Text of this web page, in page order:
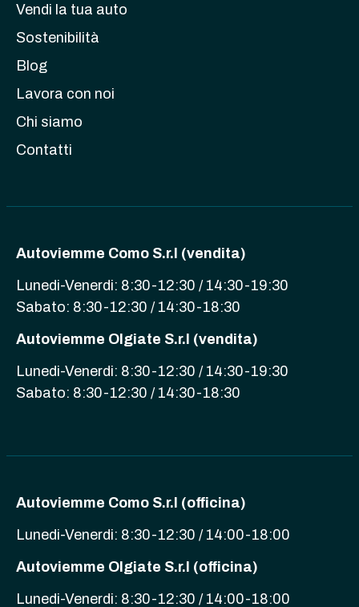
Vendi la tua auto
Sostenibilità
Blog
Lavora con noi
Chi siamo
Contatti
Autoviemme Como S.r.l (vendita)
Lunedi-Venerdi: 8:30-12:30 / 14:30-19:30
Sabato: 8:30-12:30 / 14:30-18:30
Autoviemme Olgiate S.r.l (vendita)
Lunedi-Venerdi: 8:30-12:30 / 14:30-19:30
Sabato: 8:30-12:30 / 14:30-18:30
Autoviemme Como S.r.l (officina)
Lunedi-Venerdi: 8:30-12:30 / 14:00-18:00
Autoviemme Olgiate S.r.l (officina)
Lunedi-Venerdi: 8:30-12:30 / 14:00-18:00